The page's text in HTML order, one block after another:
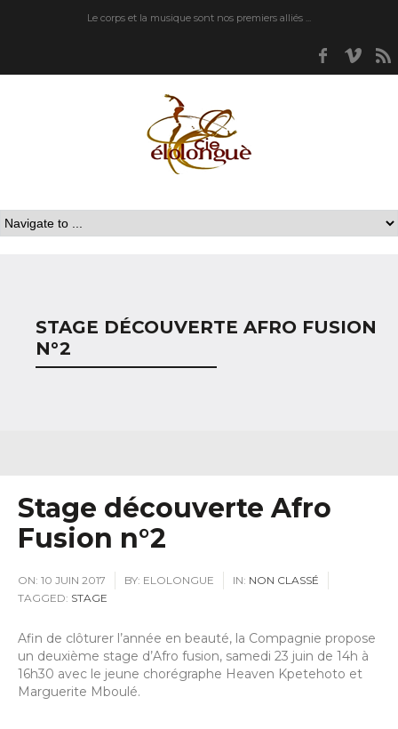
Le corps et la musique sont nos premiers alliés ...
Facebook
STAGE DÉCOUVERTE AFRO FUSION
N°2
Stage découverte Afro
Fusion n°2
ON: 10 JUIN 2017 BY: ELOLONGUE IN: NON CLASSÉ
TAGGED: STAGE
Afin de clôturer l’année en beauté, la Compagnie propose
un deuxième stage d’Afro fusion, samedi 23 juin de 14h à
16h30 avec le jeune chorégraphe Heaven Kpetehoto et
Marguerite Mboulé.